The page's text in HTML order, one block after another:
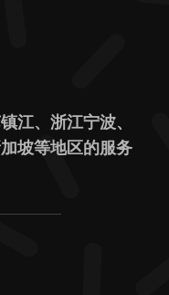
江、浙江宁波、
坡等地区的服务